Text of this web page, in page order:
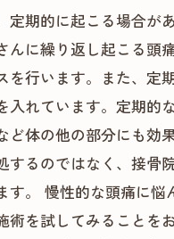
定期的に起こる場合が
んに繰り返し起こる頭
を行います。また、定
入れています。定期的
ど体の他の部分にも効
するのではなく、接骨
す。 慢性的な頭痛に悩
術を試してみることを